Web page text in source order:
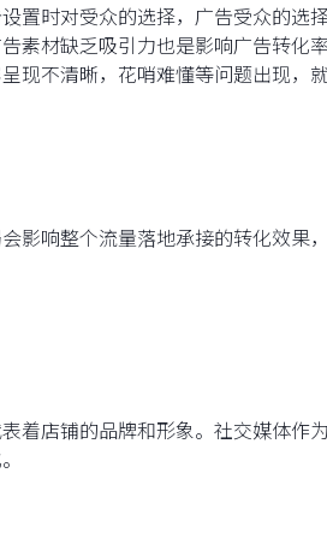
置时对受众的选择，广告受众的选
素材缺乏吸引力也是影响广告转化
现不清晰，花哨难懂等问题出现，
影响整个流量落地承接的转化效果
着店铺的品牌和形象。社交媒体作